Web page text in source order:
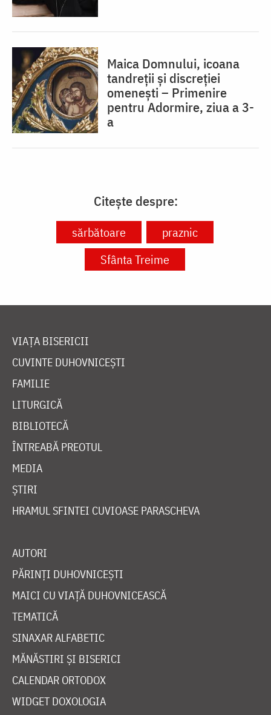
Maica Domnului, icoana
tandreții și discreției
omenești – Primenire
pentru Adormire, ziua a 3-
a
Citește despre:
sărbătoare
praznic
Sfânta Treime
VIAȚA BISERICII
CUVINTE DUHOVNICEȘTI
FAMILIE
LITURGICĂ
BIBLIOTECĂ
ÎNTREABĂ PREOTUL
MEDIA
ȘTIRI
HRAMUL SFINTEI CUVIOASE PARASCHEVA
AUTORI
PĂRINȚI DUHOVNICEȘTI
MAICI CU VIAȚĂ DUHOVNICEASCĂ
TEMATICĂ
SINAXAR ALFABETIC
MĂNĂSTIRI ȘI BISERICI
CALENDAR ORTODOX
WIDGET DOXOLOGIA